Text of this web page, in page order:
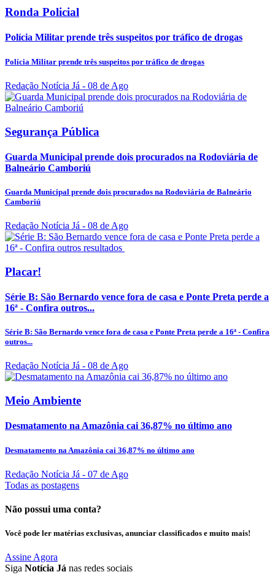
Ronda Policial
Polícia Militar prende três suspeitos por tráfico de drogas
Polícia Militar prende três suspeitos por tráfico de drogas
Redação Notícia Já - 08 de Ago
Segurança Pública
Guarda Municipal prende dois procurados na Rodoviária de
Balneário Camboriú
Guarda Municipal prende dois procurados na Rodoviária de Balneário
Camboriú
Redação Notícia Já - 08 de Ago
Placar!
Série B: São Bernardo vence fora de casa e Ponte Preta perde a
16ª - Confira outros...
Série B: São Bernardo vence fora de casa e Ponte Preta perde a 16ª - Confira
outros...
Redação Notícia Já - 08 de Ago
Meio Ambiente
Desmatamento na Amazônia cai 36,87% no último ano
Desmatamento na Amazônia cai 36,87% no último ano
Redação Notícia Já - 07 de Ago
Todas as postagens
Não possui uma conta?
Você pode ler matérias exclusivas, anunciar classificados e muito mais!
Assine Agora
Siga Notícia Já nas redes sociais